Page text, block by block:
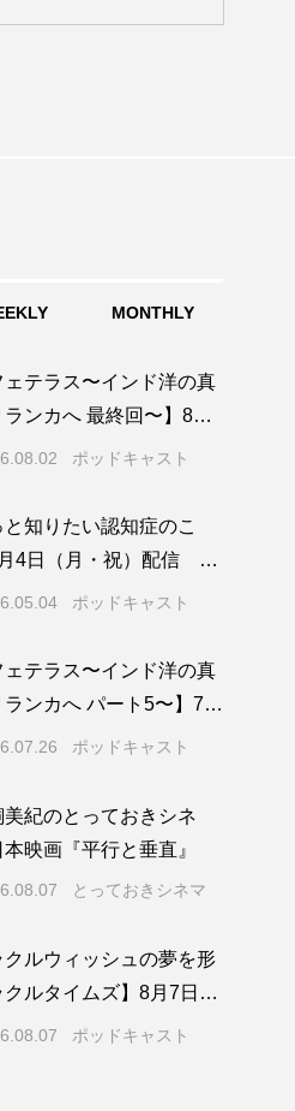
MONTHLY
ェテラス〜インド洋の真
ンカへ 最終回〜】8月2
）配信 いよいよ友人宅
ポッドキャスト
と知りたい認知症のこ
4日（月・祝）配信 認
どんな病気？三田市の
ポッドキャスト
ェテラス〜インド洋の真
ンカへ パート5〜】7月
日）配信 憧れのツリー
ポッドキャスト
美紀のとっておきシネ
映画『平行と垂直』
とっておきシネマ
クルウィッシュの夢を形
クルタイムズ】8月7日
配信 麹ランチを楽しみ
ポッドキャスト